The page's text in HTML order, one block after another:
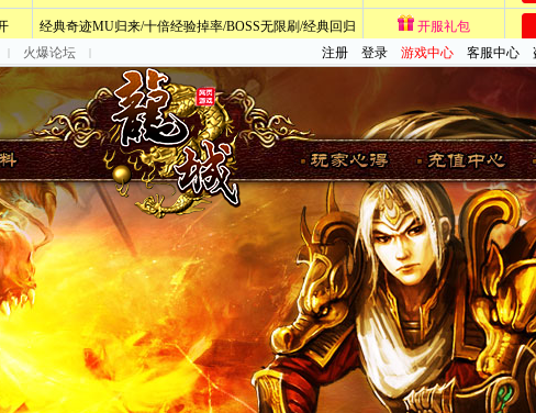
| 火爆论坛 | 客服中心
游戏中心
登录
注册